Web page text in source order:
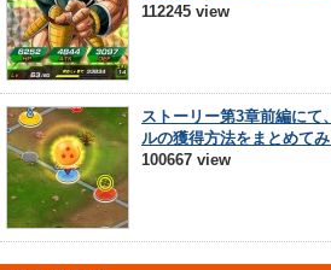
112245 view
ストーリー第3章前編にて
ルの獲得方法をまとめてみ
100667 view